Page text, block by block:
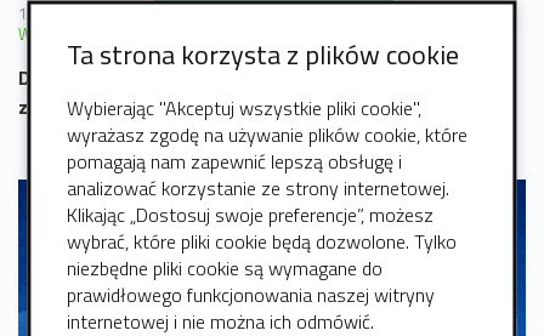
16 marzec 2026
WordPress
Dlaczego warto aktualizować stronę tak żeby była
zgodna z dzisiejszymi standardami?
Ta strona korzysta z plików cookie
Wybierając "Akceptuj wszystkie pliki cookie",
wyrażasz zgodę na używanie plików cookie, które
pomagają nam zapewnić lepszą obsługę i
analizować korzystanie ze strony internetowej.
Klikając „Dostosuj swoje preferencje”, możesz
wybrać, które pliki cookie będą dozwolone. Tylko
niezbędne pliki cookie są wymagane do
prawidłowego funkcjonowania naszej witryny
internetowej i nie można ich odmówić.